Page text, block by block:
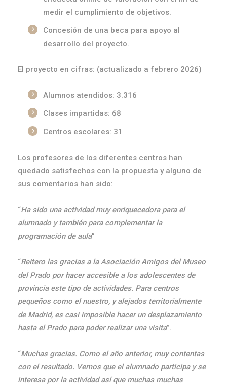
medir el cumplimiento de objetivos.
Concesión de una beca para apoyo al
desarrollo del proyecto.
El proyecto en cifras: (actualizado a febrero 2026)
Alumnos atendidos: 3.316
Clases impartidas: 68
Centros escolares: 31
Los profesores de los diferentes centros han
quedado satisfechos con la propuesta y alguno de
sus comentarios han sido:
“Ha sido una actividad muy enriquecedora para el
alumnado y también para complementar la
programación de aula”
“Reitero las gracias a la Asociación Amigos del Museo
del Prado por hacer accesible a los adolescentes de
provincia este tipo de actividades. Para centros
pequeños como el nuestro, y alejados territorialmente
de Madrid, es casi imposible hacer un desplazamiento
hasta el Prado para poder realizar una visita”.
“Muchas gracias. Como el año anterior, muy contentas
con el resultado. Vemos que el alumnado participa y se
interesa por la actividad así que muchas muchas